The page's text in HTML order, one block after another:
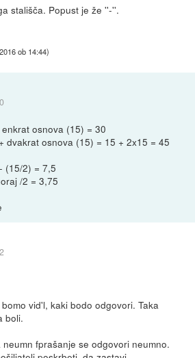
stališča. Popust je že ''-''.
ob 14:44)
osnova (15) = 30
dvakrat osnova (15) = 15 + 2x15 = 45
(15/2) = 7,5
/2 = 3,75
vid'l, kaki bodo odgovori. Taka
boli.
fprašanje se odgovori neumno.